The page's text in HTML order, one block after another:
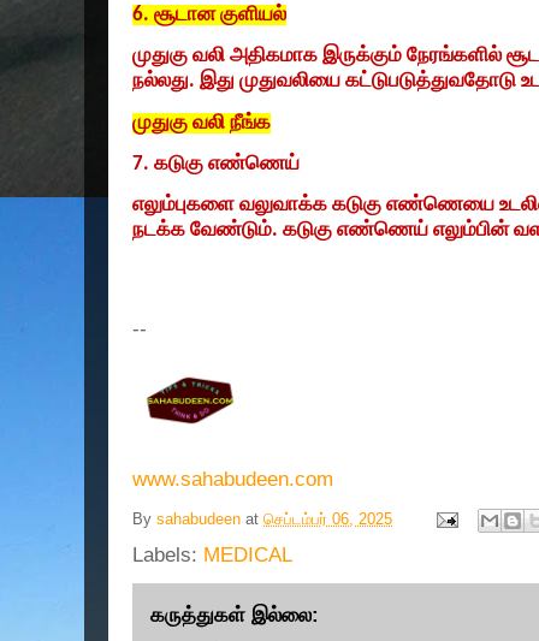
6. சூடான குளியல்
முதுகு வலி அதிகமாக இருக்கும் நேரங்களில்
நல்லது. இது முதுவலியை கட்டுபடுத்துவதோடு
முதுகு வலி நீங்க
7. கடுகு எண்ணெய்
எலும்புகளை வலுவாக்க கடுகு எண்ணெயை உடலில்
நடக்க வேண்டும். கடுகு எண்ணெய் எலும்பின்
--
www.sahabudeen.com
By sahabudeen at செப்டம்பர் 06, 2025
Labels: MEDICAL
கருத்துகள் இல்லை: